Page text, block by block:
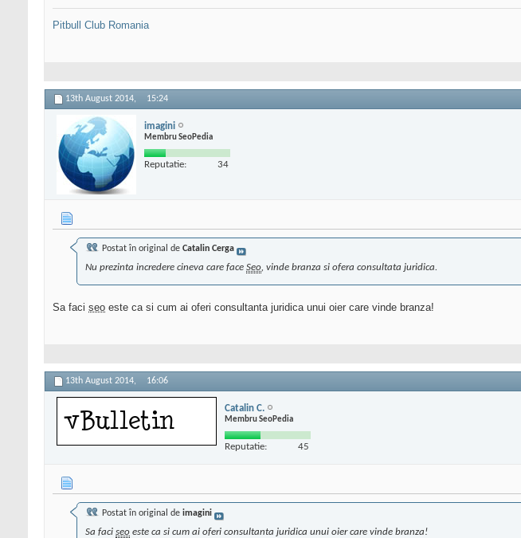
Pitbull Club Romania
13th August 2014, 15:24
imagini
Membru SeoPedia
Reputatie: 34
Postat în original de Catalin Cerga
Nu prezinta incredere cineva care face Seo, vinde branza si ofera consultata juridica.
Sa faci seo este ca si cum ai oferi consultanta juridica unui oier care vinde branza!
13th August 2014, 16:06
Catalin C.
Membru SeoPedia
Reputatie: 45
Postat în original de imagini
Sa faci seo este ca si cum ai oferi consultanta juridica unui oier care vinde branza!